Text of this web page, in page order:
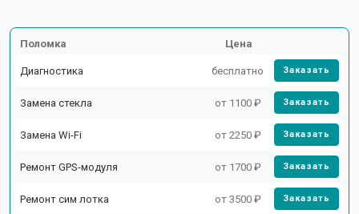
Поломка Цена
Диагностика бесплатно Заказать
Замена стекла от 1100 ₽ Заказать
Замена Wi-Fi от 2250 ₽ Заказать
Ремонт GPS-модуля от 1700 ₽ Заказать
Ремонт сим лотка от 3500 ₽ Заказать